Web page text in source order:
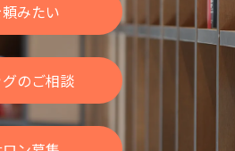
みたい
のご相談